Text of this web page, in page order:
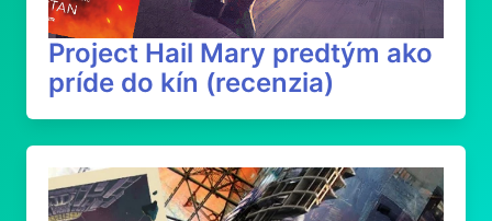
Project Hail Mary predtým ako
príde do kín (recenzia)